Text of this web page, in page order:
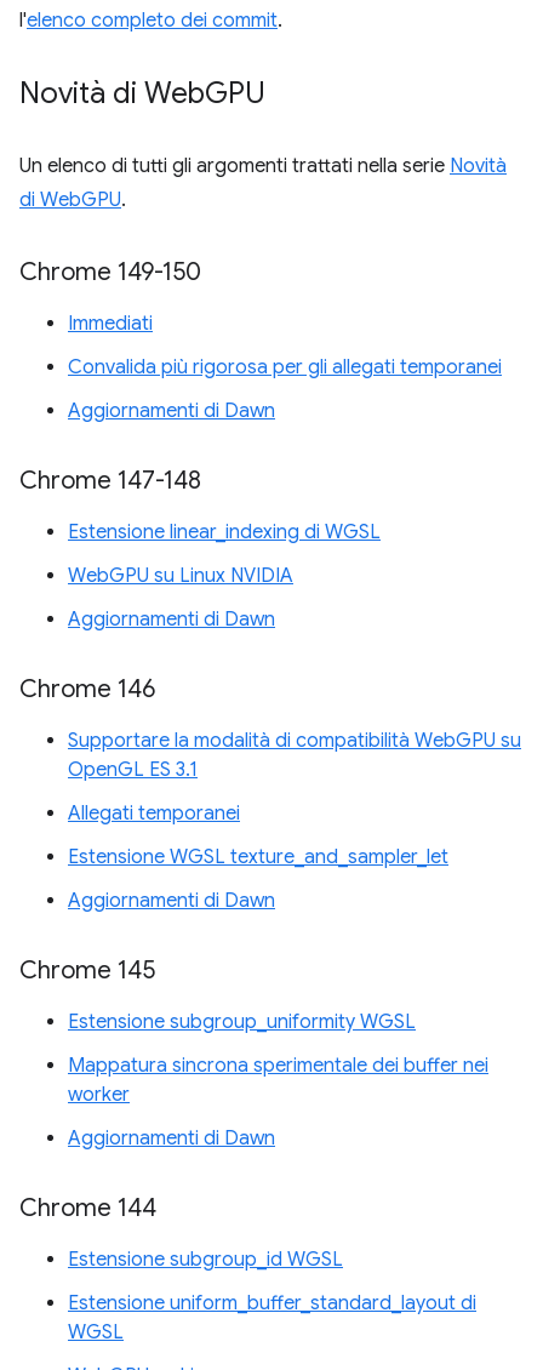
l'elenco completo dei commit.
Novità di WebGPU
Un elenco di tutti gli argomenti trattati nella serie Novità
di WebGPU.
Chrome 149-150
Immediati
Convalida più rigorosa per gli allegati temporanei
Aggiornamenti di Dawn
Chrome 147-148
Estensione linear_indexing di WGSL
WebGPU su Linux NVIDIA
Aggiornamenti di Dawn
Chrome 146
Supportare la modalità di compatibilità WebGPU su
OpenGL ES 3.1
Allegati temporanei
Estensione WGSL texture_and_sampler_let
Aggiornamenti di Dawn
Chrome 145
Estensione subgroup_uniformity WGSL
Mappatura sincrona sperimentale dei buffer nei
worker
Aggiornamenti di Dawn
Chrome 144
Estensione subgroup_id WGSL
Estensione uniform_buffer_standard_layout di
WGSL